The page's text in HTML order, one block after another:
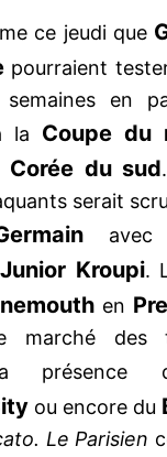
ce jeudi que
pourraient
en
la Coupe du
Corée du sud
serait
Kroupi.
en
des
présence
ou encore du
Le Parisien